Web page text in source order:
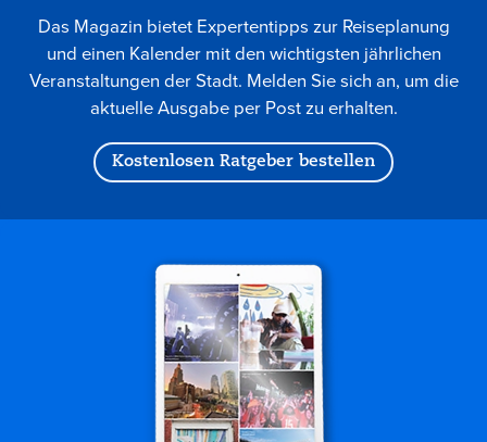
Das Magazin bietet Expertentipps zur Reiseplanung
und einen Kalender mit den wichtigsten jährlichen
Veranstaltungen der Stadt. Melden Sie sich an, um die
aktuelle Ausgabe per Post zu erhalten.
Kostenlosen Ratgeber bestellen